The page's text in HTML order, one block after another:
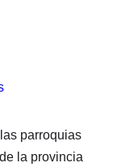
parroquias
la provincia